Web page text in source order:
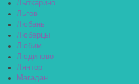
Лыткарино
Льгов
Любань
Люберцы
Любим
Людиново
Лянтор
Магадан